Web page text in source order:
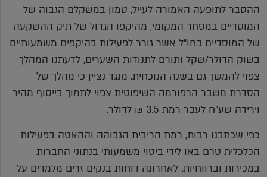
ההסבר לתופעה האמורה לעייל, טמון במשקלם הגבוה של
המוסדיים במסחר המקומי, מהיקפו הגדול של תיק ההשקעה
של המוסדיים בחו"ל אשר גורר לפעילות בהיקפים משמעותיים
בשוק הדולר/שקל ותורם לתנודות השערים, לדעתנו המהלך
צפוי להמשך גם בשנה הנוכחית. מנגד נציין כי מהלך של
הסדרת משבר הרפורמה השיפוטית צפוי לתמוך בייסוף מהיר
וירידה שע"ח לעבר רמת 3.5 ₪ לדולר.
כפי שכתבנו רבות, רמת הריבית הגבוהה וההאטה בפעילות
הכלכלית טרם באו לידי ביטוי משמעותי בנתוני החברות
במכירות וברווחיות. לאחרונה דוחות בנקים זרים מלמדים על